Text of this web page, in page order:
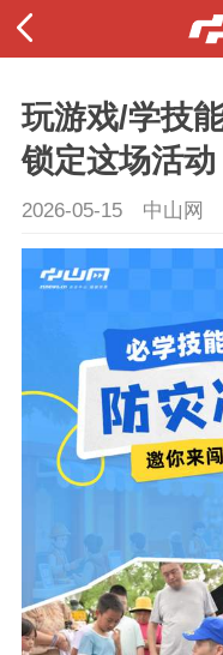
玩游戏/学技
锁定这场活动
2026-05-15 中山网